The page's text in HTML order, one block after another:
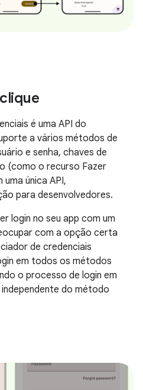
é uma API do
a vários métodos de
e senha, chaves de
(como o recurso Fazer
uma única API,
para desenvolvedores.
login no seu app com um
com a opção certa
de credenciais
em todos os métodos
o processo de login em
do método